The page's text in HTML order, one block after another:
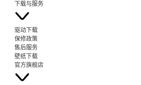
下载与服务
驱动下载
保修政策
售后服务
壁纸下载
官方旗舰店